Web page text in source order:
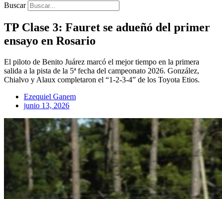
Buscar
TP Clase 3: Fauret se adueñó del primer
ensayo en Rosario
El piloto de Benito Juárez marcó el mejor tiempo en la primera
salida a la pista de la 5ª fecha del campeonato 2026. González,
Chialvo y Alaux completaron el “1-2-3-4” de los Toyota Etios.
Ezequiel Ganem
junio 13, 2026